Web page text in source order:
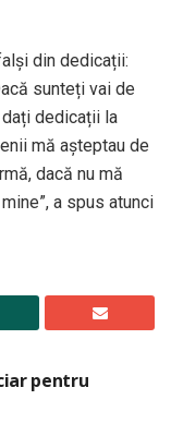
din dedicații:
sunteți vai de
dedicații la
mă așteptau de
dacă nu mă
a spus atunci
pentru